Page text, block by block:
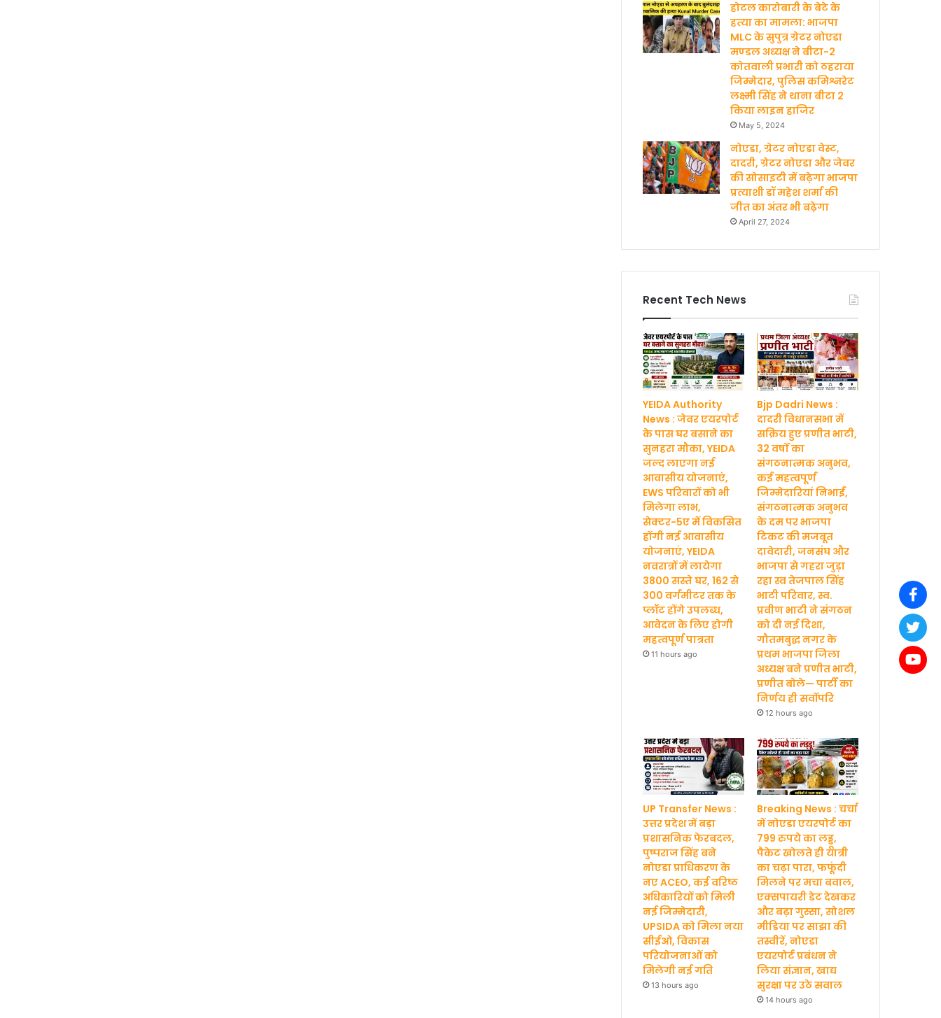
होटल कारोबारी के बेटे के
हत्‍या का मामला: भाजपा
MLC के सुपुत्र ग्रेटर नोएडा
मण्‍डल अध्‍यक्ष ने बीटा-2
कोतवाली प्रभारी को ठहराया
जिम्मेदार, पुलिस कमिश्नरेट
लक्ष्मी सिंह ने थाना बीटा 2
किया लाइन हाजिर
May 5, 2024
नोएडा, ग्रेटर नोएडा वेस्ट,
दादरी, ग्रेटर नोएडा और जेवर
की सोसाइटी में बढ़ेगा भाजपा
प्रत्याशी डॉ महेश शर्मा की
जीत का अंतर भी बढ़ेगा
April 27, 2024
Recent Tech News
YEIDA Authority
News : जेवर एयरपोर्ट
के पास घर बसाने का
सुनहरा मौका, YEIDA
जल्द लाएगा नई
आवासीय योजनाएं,
EWS परिवारों को भी
मिलेगा लाभ,
सेक्टर-5ए में विकसित
होंगी नई आवासीय
योजनाएं, YEIDA
नवरात्रों में लायेगा
3800 सस्ते घर, 162 से
300 वर्गमीटर तक के
प्लॉट होंगे उपलब्ध,
आवेदन के लिए होगी
महत्वपूर्ण पात्रता
11 hours ago
Bjp Dadri News :
दादरी विधानसभा में
सक्रिय हुए प्रणीत भाटी,
32 वर्षों का
संगठनात्मक अनुभव,
कई महत्वपूर्ण
जिम्मेदारियां निभाईं,
संगठनात्मक अनुभव
के दम पर भाजपा
टिकट की मजबूत
दावेदारी, जनसंघ और
भाजपा से गहरा जुड़ा
रहा स्व तेजपाल सिंह
भाटी परिवार, स्व.
प्रवीण भाटी ने संगठन
को दी नई दिशा,
गौतमबुद्ध नगर के
प्रथम भाजपा जिला
अध्यक्ष बने प्रणीत भाटी,
प्रणीत बोले— पार्टी का
निर्णय ही सर्वोपरि
12 hours ago
UP Transfer News :
उत्तर प्रदेश में बड़ा
प्रशासनिक फेरबदल,
पुष्पराज सिंह बने
नोएडा प्राधिकरण के
नए ACEO, कई वरिष्ठ
अधिकारियों को मिली
नई जिम्मेदारी,
UPSIDA को मिला नया
सीईओ, विकास
परियोजनाओं को
मिलेगी नई गति
13 hours ago
Breaking News : चर्चा
में नोएडा एयरपोर्ट का
799 रुपये का लड्डू,
पैकेट खोलते ही यात्री
का चढ़ा पारा, फफूंदी
मिलने पर मचा बवाल,
एक्सपायरी डेट देखकर
और बढ़ा गुस्सा, सोशल
मीडिया पर साझा की
तस्वीरें, नोएडा
एयरपोर्ट प्रबंधन ने
लिया संज्ञान, खाद्य
सुरक्षा पर उठे सवाल
14 hours ago